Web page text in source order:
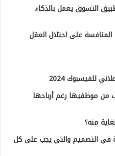
التسوق يعمل بالذكاء
على احتلال العقل
للفيسبوك 2024
من موظفيها رغم أرباحها
أساسية في التصميم والتي يجب على كل